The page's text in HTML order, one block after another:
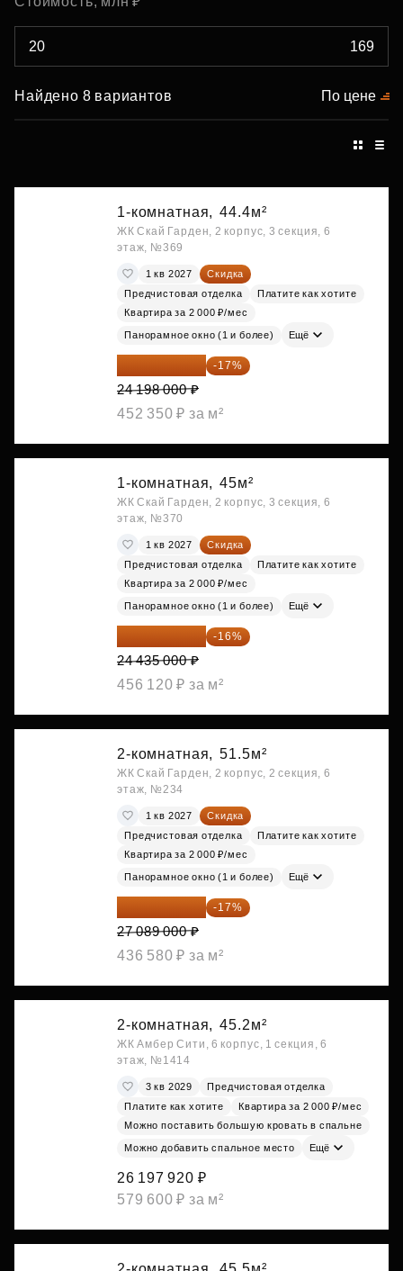
Найдено 8 вариантов По цене
1-комнатная, 44.4м²
ЖК Скай Гарден, 2 корпус, 3 секция, 6
этаж, №369
1 кв 2027
Скидка
Предчистовая отделка
Платите как хотите
Квартира за 2 000 ₽/мес
Панорамное окно (1 и более) Ещё
20 084 340 ₽ -17%
24 198 000 ₽
452 350 ₽ за м²
1-комнатная, 45м²
ЖК Скай Гарден, 2 корпус, 3 секция, 6
этаж, №370
1 кв 2027
Скидка
Предчистовая отделка
Платите как хотите
Квартира за 2 000 ₽/мес
Панорамное окно (1 и более) Ещё
20 525 400 ₽ -16%
24 435 000 ₽
456 120 ₽ за м²
2-комнатная, 51.5м²
ЖК Скай Гарден, 2 корпус, 2 секция, 6
этаж, №234
1 кв 2027
Скидка
Предчистовая отделка
Платите как хотите
Квартира за 2 000 ₽/мес
Панорамное окно (1 и более) Ещё
22 483 870 ₽ -17%
27 089 000 ₽
436 580 ₽ за м²
2-комнатная, 45.2м²
ЖК Амбер Сити, 6 корпус, 1 секция, 6
этаж, №1414
3 кв 2029
Предчистовая отделка
Платите как хотите
Квартира за 2 000 ₽/мес
Можно поставить большую кровать в спальне
Можно добавить спальное место Ещё
26 197 920 ₽
579 600 ₽ за м²